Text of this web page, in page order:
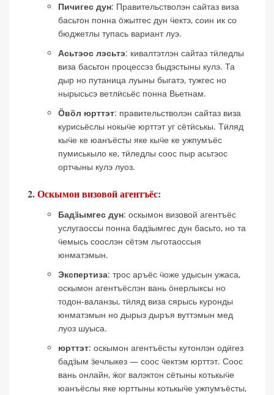
Пичигес дун: Правительстволэн сайтаз виза
басьтон понна ӧжытгес дун ӵектэ, соин ик со
бюджетлы тупась вариант луэ.
Асьтэос лэсьтэ: кивалтэтлэн сайтаз тӥледлы
виза басьтон процессэз быдэстыны кулэ. Та
дыр но путаница луыны быгатэ, тужгес но
нырысьсэ ветлӥсьёс понна Вьетнам.
Ӧвӧл юрттэт: правительстволэн сайтаз виза
курисьёслы нокыӵе юрттэт уг сётӥськы. Тӥляд
кыӵе ке юанъёсты яке кыӵе ке ужпумъёс
пумиськыло ке, тӥледлы соос пыр асьтэос
ортчыны кулэ луоз.
2.Оскымон визовой агентъёс:
Бадӟымгес дун: оскымон визовой агентъёс
услугаоссы понна бадӟымгес дун басьто, но та
ӵемысь соослэн сётэм льготаоссыя
юнматэмын.
Экспертиза: трос аръёс ӵоже удысын ужаса,
оскымон агентъёслэн вань ӧнерлыксы но
тодон-валанзы, тӥляд виза сярысь куронды
юнматэмын но дырыз дыръя вуттэмын мед
луоз шуыса.
юрттэт: оскымон агентъёсты кутонлэн одӥгез
бадӟым ӟечлыкез — соос ӵектэм юрттэт. Соос
вань онлайн, ӝог валэктон сётыны котькыӵе
юанъёслы яке юрттыны котькыӵе ужпумъёсты,